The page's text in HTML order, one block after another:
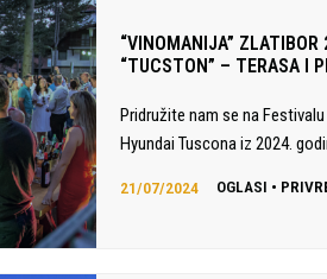
“VINOMANIJA”
“TUCSTON” – TERASA I
Pridružite nam se na
Hyundai Tuscona iz 2024.
21/07/2024 OGLASI •